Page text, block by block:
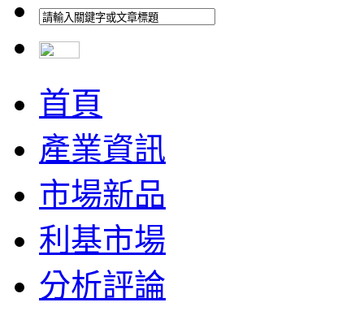
首頁
產業資訊
市場新品
利基市場
分析評論